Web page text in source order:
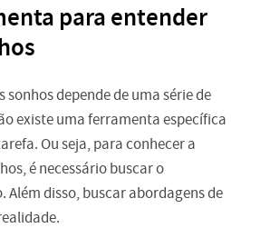
para entender
depende de uma série de
existe uma ferramenta específica
Ou seja, para conhecer a
é necessário buscar o
disso, buscar abordagens de